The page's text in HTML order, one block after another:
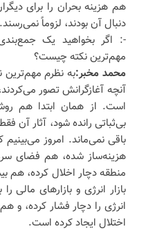
هم هزینه بحران را برای
دنبال آن بودند، لزوماً نمی‌رسند.
-: اگر بخواهید یک
مهم‌ترین نکته چیست؟
محمد مخبر:به نظرم
آنچه آغازگرانش تصور
است. از همان ابتدا هم
بی‌ثباتی رانده شود، آثار آن
باقی نمی‌ماند. امروز
هزینه‌ساز شده، هم فضای
منطقه دچار اخلال کرده، هم
بازار انرژی و بازارهای مالی
انرژی را دچار فشار کرده، و
اختلال ایجاد کرده است.